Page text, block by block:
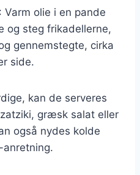
: Varm olie i en pande
og steg frikadellerne,
gennemstegte, cirka
side.
kan de serveres
græsk salat eller
også nydes kolde